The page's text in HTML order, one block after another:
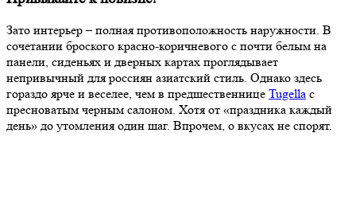
Зато интерьер – полная противоположность наружности. В
сочетании броского красно-коричневого с почти белым на
панели, сиденьях и дверных картах проглядывает
непривычный для россиян азиатский стиль. Однако здесь
гораздо ярче и веселее, чем в предшественнице Tugella с
пресноватым черным салоном. Хотя от «праздника каждый
день» до утомления один шаг. Впрочем, о вкусах не спорят.